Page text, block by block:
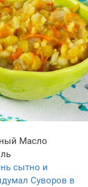
Масло
сытно и
Суворов в